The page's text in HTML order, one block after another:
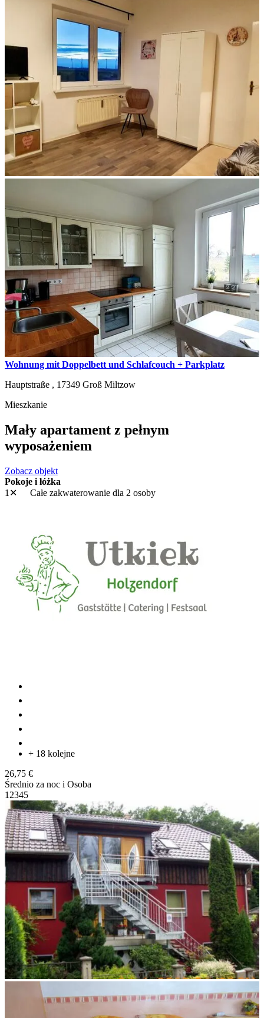
Wohnung mit Doppelbett und Schlafcouch + Parkplatz
Hauptstraße , 17349 Groß Miltzow
Mieszkanie
Mały apartament z pełnym
wyposażeniem
Zobacz objekt
Pokoje i łóżka
1✕
Całe zakwaterowanie dla 2 osoby
+ 18 kolejne
26,75 €
Średnio za noc i Osoba
1 2345